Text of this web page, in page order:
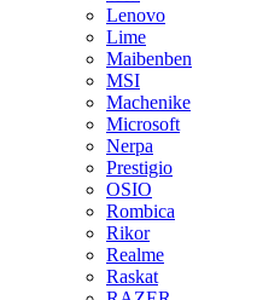
Lenovo
Lime
Maibenben
MSI
Machenike
Microsoft
Nerpa
Prestigio
OSIO
Rombica
Rikor
Realme
Raskat